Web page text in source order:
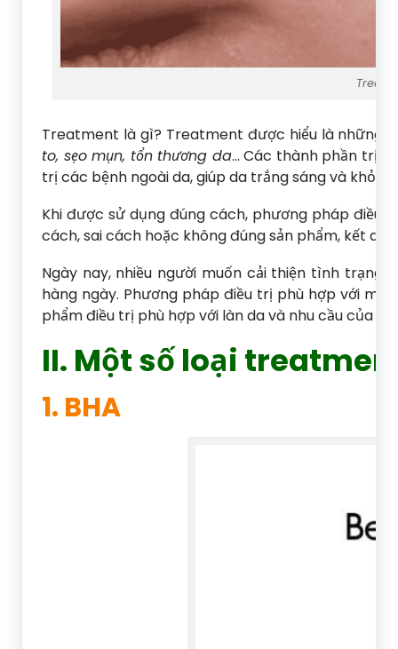
Treatment là gì? Treatment được hiểu là những
to, sẹo mụn, tổn thương da… Các thành phần trị
trị các bệnh ngoài da, giúp da trắng sáng và khỏe
Khi được sử dụng đúng cách, phương pháp điều
cách, sai cách hoặc không đúng sản phẩm, kết
Ngày nay, nhiều người muốn cải thiện tình
hàng ngày. Phương pháp điều trị phù hợp với
phẩm điều trị phù hợp với làn da và nhu cầu của
II. Một số loại
1. BHA